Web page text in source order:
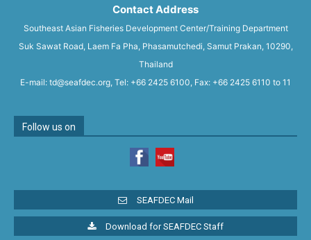
Contact Address
Southeast Asian Fisheries Development Center/Training Department
Suk Sawat Road, Laem Fa Pha, Phasamutchedi, Samut Prakan, 10290,
Thailand
E-mail: td@seafdec.org, Tel: +66 2425 6100, Fax: +66 2425 6110 to 11
Follow us on
SEAFDEC Mail
Download for SEAFDEC Staff